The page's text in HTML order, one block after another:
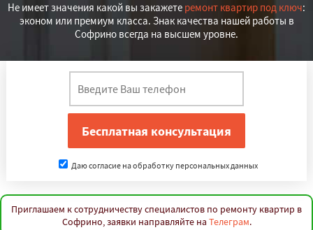
Не имеет значения какой вы закажете ремонт квартир под ключ:
эконом или премиум класса. Знак качества нашей работы в
Софрино всегда на высшем уровне.
Даю согласие на обработку персональных данных
Приглашаем к сотрудничеству специалистов по ремонту квартир в
Софрино, заявки направляйте на Телеграм.